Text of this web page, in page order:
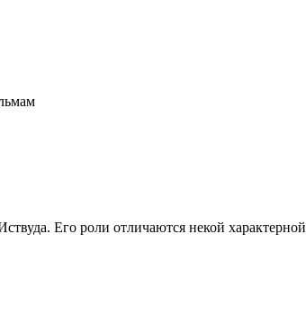
Его роли отличаются некой характерной